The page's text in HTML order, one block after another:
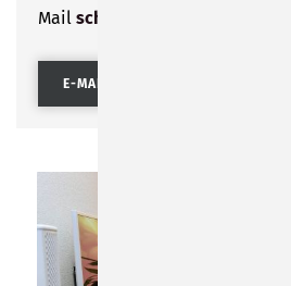
Mail schokoladenseite@gmx.net
E-MAIL SENDEN